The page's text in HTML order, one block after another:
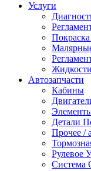
Услуги
Покраска
Автозапчасти
Кабины
Детали
Прочее /
Рулевое
Система